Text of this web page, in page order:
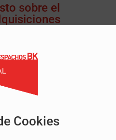
Cookies
sobre el
congelado
natural, certificada,